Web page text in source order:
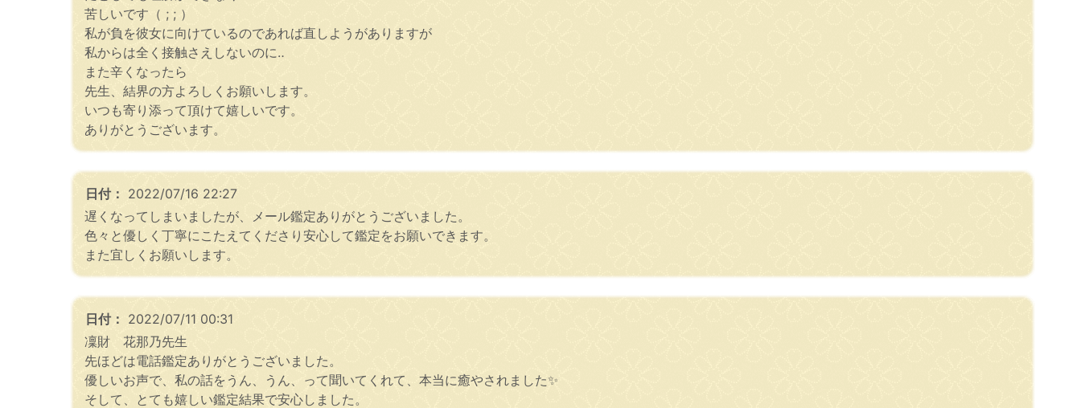
苦しいです（ ; ; ）
私が負を彼女に向けているのであれば直しようがありますが
私からは全く接触さえしないのに‥
また辛くなったら
先生、結界の方よろしくお願いします。
いつも寄り添って頂けて嬉しいです。
ありがとうございます。
日付： 2022/07/16 22:27
遅くなってしまいましたが、メール鑑定ありがとうございました。
色々と優しく丁寧にこたえてくださり安心して鑑定をお願いできます。
また宜しくお願いします。
日付： 2022/07/11 00:31
凜財 花那乃先生
先ほどは電話鑑定ありがとうございました。
優しいお声で、私の話をうん、うん、って聞いてくれて、本当に癒やされました✨
そして、とても嬉しい鑑定結果で安心しました。